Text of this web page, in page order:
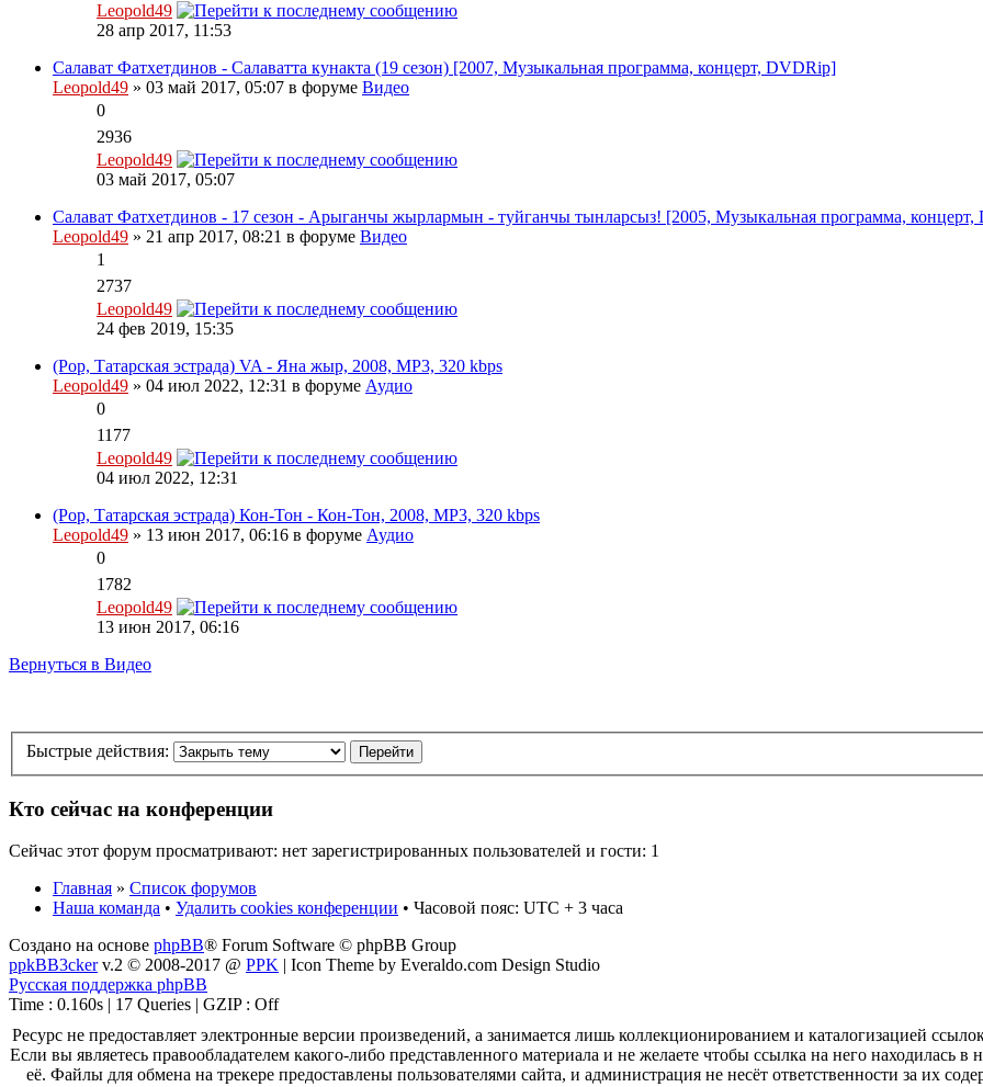
Leopold49
28 апр 2017, 11:53
Салават Фатхетдинов - Салаватта кунакта (19 сезон) [2007, Музыкальная программа, концерт, DVDRip]
Leopold49 » 03 май 2017, 05:07 в форуме Видео
0
2936
Leopold49
03 май 2017, 05:07
Салават Фатхетдинов - 17 сезон - Арыганчы жырлармын - туйганчы тынларсыз! [2005, Музыкальная программа,
Leopold49 » 21 апр 2017, 08:21 в форуме Видео
1
2737
Leopold49
24 фев 2019, 15:35
(Pop, Татарская эстрада) VA - Яна жыр, 2008, MP3, 320 kbps
Leopold49 » 04 июл 2022, 12:31 в форуме Аудио
0
1177
Leopold49
04 июл 2022, 12:31
(Pop, Татарская эстрада) Кон-Тон - Кон-Тон, 2008, MP3, 320 kbps
Leopold49 » 13 июн 2017, 06:16 в форуме Аудио
0
1782
Leopold49
13 июн 2017, 06:16
Вернуться в Видео
Быстрые действия:
Кто сейчас на конференции
Сейчас этот форум просматривают: нет зарегистрированных пользователей и гости: 1
Главная » Список форумов
Наша команда • Удалить cookies конференции • Часовой пояс: UTC + 3 часа
Создано на основе phpBB® Forum Software © phpBB Group
ppkBB3ckerv.2 © 2008-2017 @ PPK | Icon Theme by Everaldo.com Design Studio
Русская поддержка phpBB
Time : 0.160s | 17 Queries | GZIP : Off
Ресурс не предоставляет электронные версии произведений, а занимается лишь коллекционированием и каталогизацией
Если вы являетесь правообладателем какого-либо представленного материала и не желаете чтобы ссылка на него находилась
её. Файлы для обмена на трекере предоставлены пользователями сайта, и администрация не несёт ответственности за их